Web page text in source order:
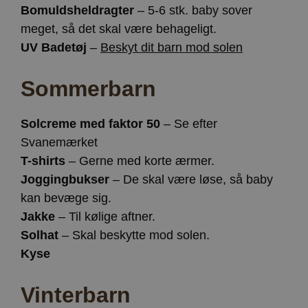
Bomuldsheldragter – 5-6 stk. baby sover
meget, så det skal være behageligt.
UV Badetøj – Beskyt dit barn mod solen
Sommerbarn
Solcreme med faktor 50 – Se efter
Svanemærket
T-shirts – Gerne med korte ærmer.
Joggingbukser – De skal være løse, så baby
kan bevæge sig.
Jakke – Til kølige aftner.
Solhat – Skal beskytte mod solen.
Kyse
Vinterbarn
Målretning af
Funktionalitet
Strengt nødvendige cookies tillader
kernewebsfunktionalitet såsom bruger login og
Provider /
CookieScriptConsent
CookieScript
at huske
præferencer
Storage declaration